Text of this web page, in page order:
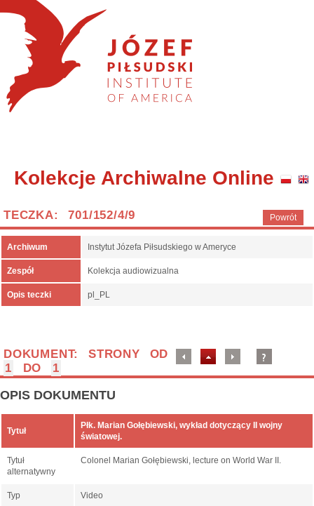
Kolekcje Archiwalne Online
Powrót
TECZKA: 701/152/4/9
Archiwum Instytut Józefa Piłsudskiego w Ameryce
Zespół Kolekcja audiowizualna
Opis teczki pl_PL
DOKUMENT: STRONY OD
1
DO 1
OPIS DOKUMENTU
Tytuł
Płk. Marian Gołębiewski, wykład dotyczący II wojny
światowej.
Tytuł
alternatywny
Colonel Marian Gołębiewski, lecture on World War II.
Typ Video